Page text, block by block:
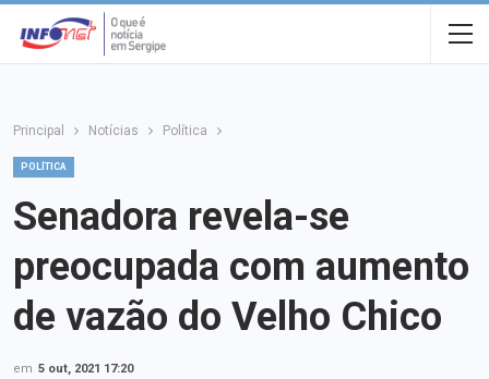
Principal Notícias Política
POLÍTICA
Senadora revela-se
preocupada com aumento
de vazão do Velho Chico
em 5 out, 2021 17:20